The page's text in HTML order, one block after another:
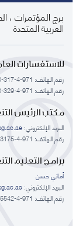
العربية المتحدة
للاستفسارات
رقم الهاتف: 971-4-317-5500
رقم الهاتف: 971-4-329-3290
مكتب الرئيس
البريد الإلكتروني:
رقم الهاتف: 971-4-3175-537
برامج التعليم
أماني حسن
البريد الإلكتروني:
رقم الهاتف: 971-4-3175542